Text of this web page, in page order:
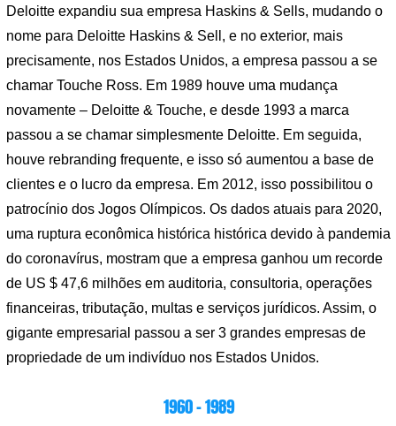
Deloitte expandiu sua empresa Haskins & Sells, mudando o
nome para Deloitte Haskins & Sell, e no exterior, mais
precisamente, nos Estados Unidos, a empresa passou a se
chamar Touche Ross. Em 1989 houve uma mudança
novamente – Deloitte & Touche, e desde 1993 a marca
passou a se chamar simplesmente Deloitte. Em seguida,
houve rebranding frequente, e isso só aumentou a base de
clientes e o lucro da empresa. Em 2012, isso possibilitou o
patrocínio dos Jogos Olímpicos. Os dados atuais para 2020,
uma ruptura econômica histórica histórica devido à pandemia
do coronavírus, mostram que a empresa ganhou um recorde
de US $ 47,6 milhões em auditoria, consultoria, operações
financeiras, tributação, multas e serviços jurídicos. Assim, o
gigante empresarial passou a ser 3 grandes empresas de
propriedade de um indivíduo nos Estados Unidos.
1960 – 1989